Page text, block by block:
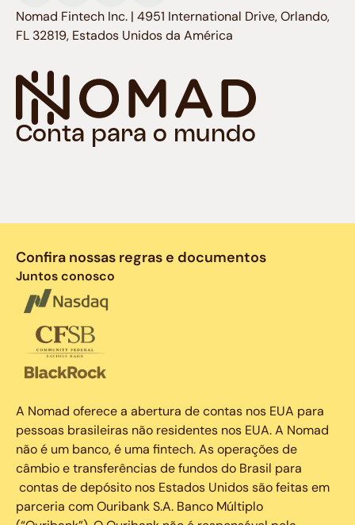
Conta para o mundo
Nomad Fintech Inc. | 4951 International Drive, Orlando,
FL 32819, Estados Unidos da América
Confira nossas regras e documentos
Juntos conosco
A Nomad oferece a abertura de contas nos EUA para
pessoas brasileiras não residentes nos EUA. A Nomad
não é um banco, é uma fintech. As operações de
câmbio e transferências de fundos do Brasil para
contas de depósito nos Estados Unidos são feitas em
parceria com Ouribank S.A. Banco Múltiplo